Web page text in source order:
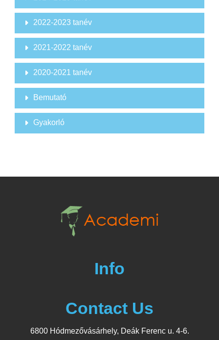
2022-2023 tanév
2021-2022 tanév
2020-2021 tanév
Bemutató
Gyakorló
Info
Contact Us
6800 Hódmezővásárhely, Deák Ferenc u. 4-6.